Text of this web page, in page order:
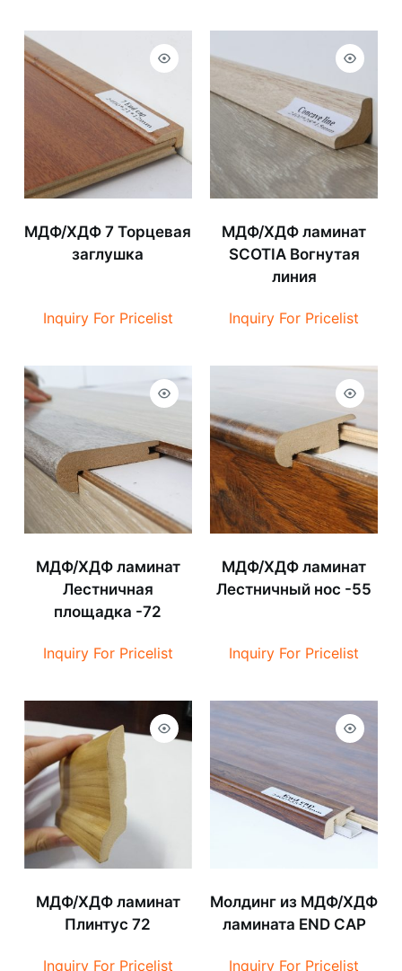
МДФ/ХДФ 7 Торцевая
заглушка
Inquiry For Pricelist
МДФ/ХДФ ламинат
SCOTIA Вогнутая
линия
Inquiry For Pricelist
МДФ/ХДФ ламинат
Лестничная
площадка -72
Inquiry For Pricelist
МДФ/ХДФ ламинат
Лестничный нос -55
Inquiry For Pricelist
МДФ/ХДФ ламинат
Плинтус 72
Inquiry For Pricelist
Молдинг из МДФ/ХДФ
ламината END CAP
Inquiry For Pricelist